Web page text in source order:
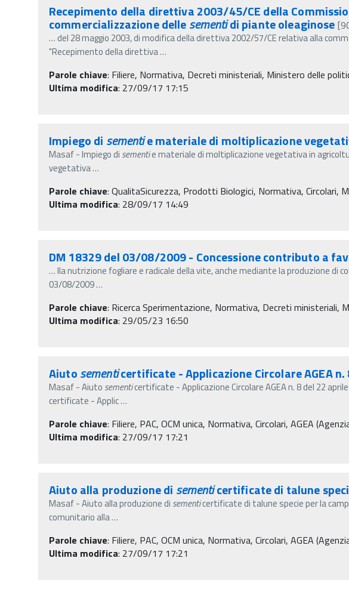
Recepimento della direttiva 2003/45/CE della
commercializzazione dellesementidi piante oleaginose
…del 28 maggio 2003, di modifica della direttiva 2002/57/CE relativa alla
"Recepimento della direttiva…
Parole chiave: Filiere, Normativa, Decreti ministeriali, Ministero delle
Ultima modifica: 27/09/17 17:15
Impiego di sementie materiale di moltiplicazione
Masaf - Impiego di sementie materiale di moltiplicazione vegetativa in
vegetativa…
Parole chiave: QualitaSicurezza, Prodotti Biologici, Normativa, Circolari,
Ultima modifica: 28/09/17 14:49
DM 18329 del 03/08/2009 - Concessione contributo a
…lla nutrizione fogliare e radicale della vite, anche mediante la produzione di
03/08/2009…
Parole chiave: Ricerca Sperimentazione, Normativa, Decreti ministeriali,
Ultima modifica: 29/05/23 16:50
Aiutosementicertificate - Applicazione Circolare AGEA
Masaf - Aiuto sementicertificate - Applicazione Circolare AGEA n. 8 del 22
certificate - Applic…
Parole chiave: Filiere, PAC, OCM unica, Normativa, Circolari, AGEA
Ultima modifica: 27/09/17 17:21
Aiuto alla produzione di sementicertificate di talune
Masaf - Aiuto alla produzione di sementicertificate di talune specie per la
comunitario alla…
Parole chiave: Filiere, PAC, OCM unica, Normativa, Circolari, AGEA
Ultima modifica: 27/09/17 17:21